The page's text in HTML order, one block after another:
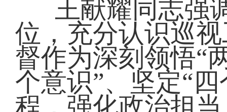
王献耀同志强
位，充分认识巡
督作为深刻领悟“
个意识”、坚定“